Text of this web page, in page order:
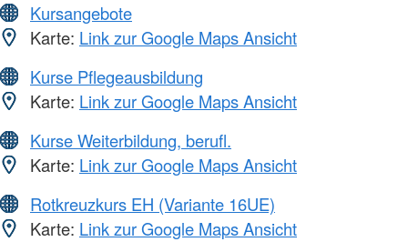
Kursangebote
Karte: Link zur Google Maps Ansicht
Kurse Pflegeausbildung
Karte: Link zur Google Maps Ansicht
Kurse Weiterbildung, berufl.
Karte: Link zur Google Maps Ansicht
Rotkreuzkurs EH (Variante 16UE)
Karte: Link zur Google Maps Ansicht